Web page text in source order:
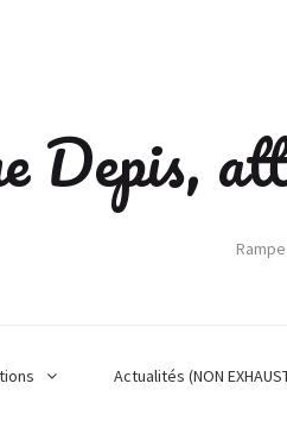
Depis,
Actualités (NON